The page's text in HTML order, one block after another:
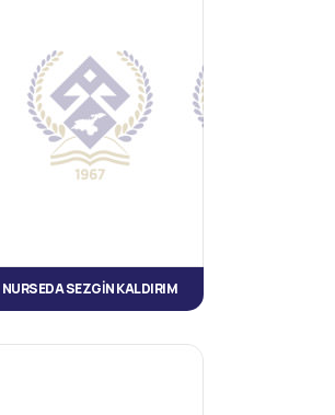
NURSEDA SEZGİN KALDIRIM